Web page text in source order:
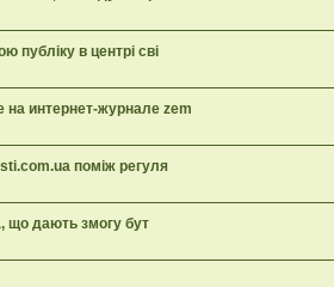
публіку в центрі сві
на интернет-журнале zem
поміж регуля
що дають змогу бут